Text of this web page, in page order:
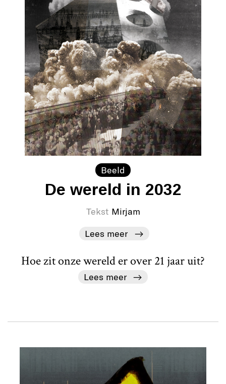
Beeld
De wereld in 2032
Tekst Mirjam
Lees meer
Hoe zit onze wereld er over 21 jaar uit?
Lees meer